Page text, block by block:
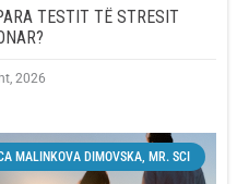
TESTIT TË STRESIT
2026
MALINKOVA DIMOVSKA, MR. SCI